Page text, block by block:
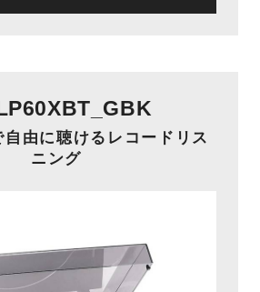
自由に聴けるレコードリス
ニング